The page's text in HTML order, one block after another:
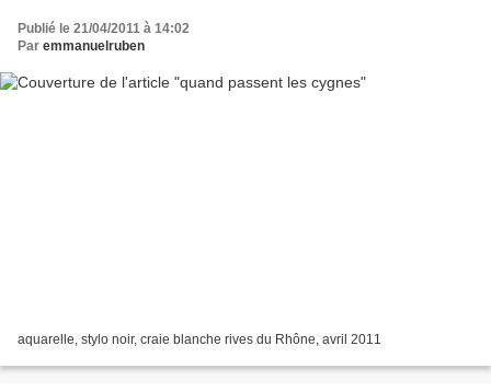
Publié le 21/04/2011 à 14:02
Par emmanuelruben
aquarelle, stylo noir, craie blanche rives du Rhône, avril 2011